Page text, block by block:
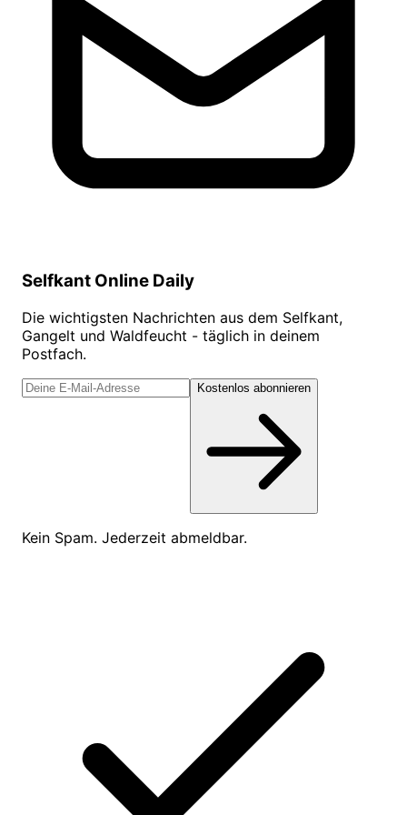
Selfkant Online Daily
Die wichtigsten Nachrichten aus dem Selfkant,
Gangelt und Waldfeucht - täglich in deinem
Postfach.
Kostenlos abonnieren
Kein Spam. Jederzeit abmeldbar.